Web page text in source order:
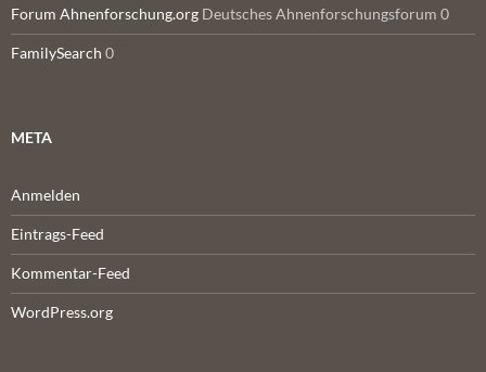
Forum Ahnenforschung.org Deutsches Ahnenforschungsforum 0
FamilySearch 0
META
Anmelden
Eintrags-Feed
Kommentar-Feed
WordPress.org